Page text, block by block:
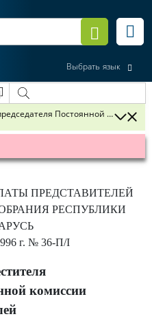
Выбрать язык
Постоянной
ПРЕДСТАВИТЕЛЕЙ
РЕСПУБЛИКИ
г. № 36-П/І
комиссии